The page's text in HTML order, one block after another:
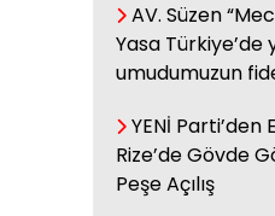
AV. Süzen
Yasa Türkiye’de
umudumuzun
YENİ Parti’den
Rize’de Gövde
Peşe Açılış